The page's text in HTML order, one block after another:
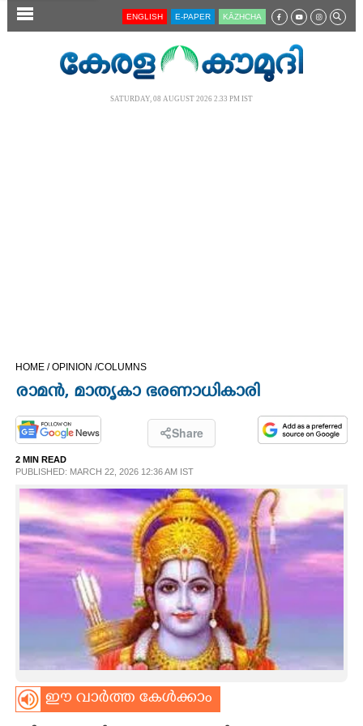
SECTIONS
OPINION
PHOTOS
LIFESTYLE
SPIRITUAL
ART
ASTRO
ENGLISH E-PAPER KĀZHCHA
SATURDAY, 08 AUGUST 2026 2.33 PM IST
HOME /OPINION /COLUMNS
രാമൻ, മാതൃകാ ഭരണാധികാരി
Share
2 MIN READ
PUBLISHED: MARCH 22, 2026 12:36 AM IST
ഈ വാർത്ത കേൾക്കാം